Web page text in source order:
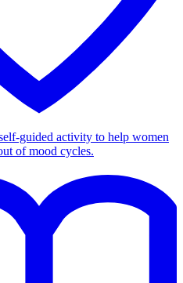
guided activity to help women
of mood cycles.